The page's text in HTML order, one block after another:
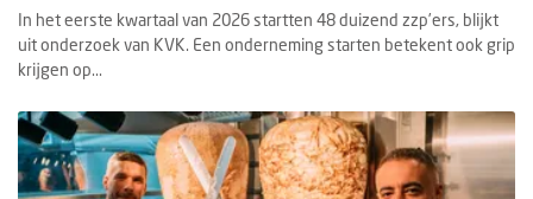
In het eerste kwartaal van 2026 startten 48 duizend zzp’ers, blijkt
uit onderzoek van KVK. Een onderneming starten betekent ook grip
krijgen op...